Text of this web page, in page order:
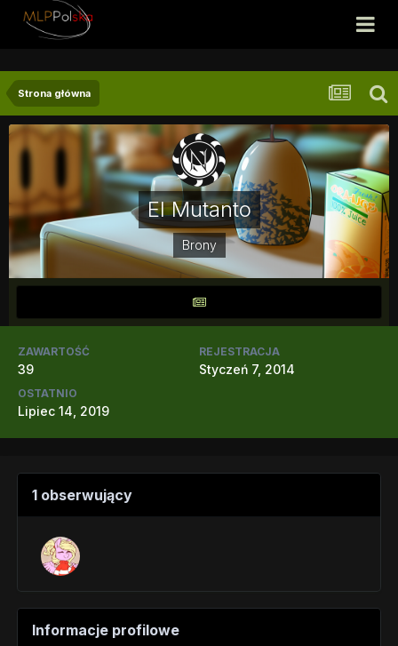
Strona główna
El Mutanto
Brony
ZAWARTOŚĆ
39
REJESTRACJA
Styczeń 7, 2014
OSTATNIO
Lipiec 14, 2019
1 obserwujący
Informacje profilowe